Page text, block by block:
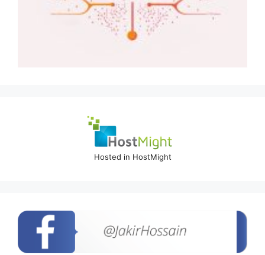
Hosted in HostMight